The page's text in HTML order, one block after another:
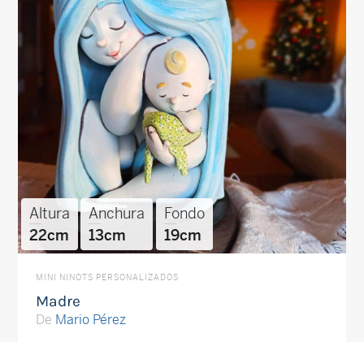
Altura
22cm
Anchura
13cm
Fondo
19cm
MINI NINOTS PERSONALIZADOS
Madre
De Mario Pérez